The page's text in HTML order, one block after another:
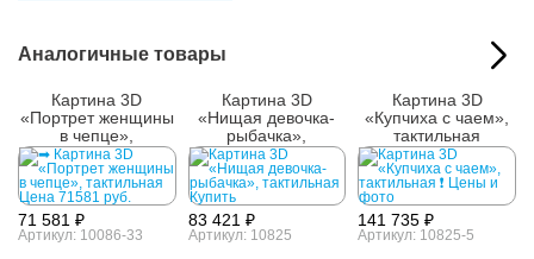
Кол-во изделий в
1 шт.
Аналогичные товары
Картина 3D
«Портрет женщины
в чепце»,
тактильная
71 581 ₽
Артикул: 10086-33
Картина 3D
«Нищая девочка-
рыбачка»,
тактильная
83 421 ₽
Артикул: 10825
Картина 3D
«Купчиха с чаем»,
тактильная
141 735 ₽
Артикул: 10825-5